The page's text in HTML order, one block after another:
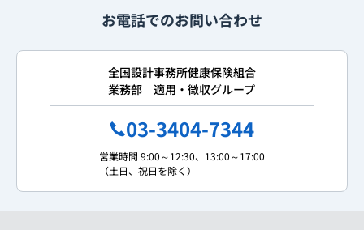
お電話でのお問い合わせ
全国設計事務所健康保険組合
業務部 適用・徴収グループ
03-3404-7344
営業時間 9:00～12:30、13:00～17:00
（土日、祝日を除く）